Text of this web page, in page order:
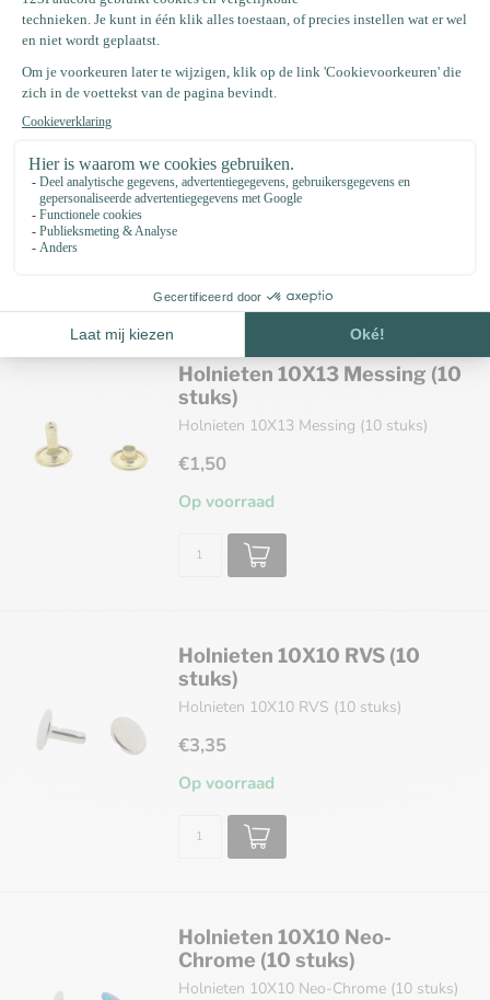
Holnieten 10X10 Messing (10
€1,25
Holnieten 10X13 Messing (10
stuks)
Holnieten 10X13 Messing (10 stuks)
€1,50
Op voorraad
Holnieten 10X10 RVS (10
stuks)
Holnieten 10X10 RVS (10 stuks)
€3,35
Op voorraad
Holnieten 10X10 Neo-
Chrome (10 stuks)
Holnieten 10X10 Neo-Chrome (10 stuks)